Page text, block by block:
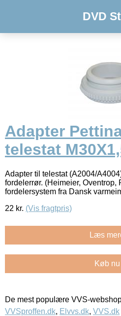
DVD
Adapter
telestat
Adapter til telestat (A2004/
fordelerrør. (Heimeier, Oventrop,
fordelersystem fra Dansk
22 kr. (Vis fragtpris)
Læs
Køb
De mest populære VVS-
VVSproffen.dk, Elvvs.dk, VVS.dk